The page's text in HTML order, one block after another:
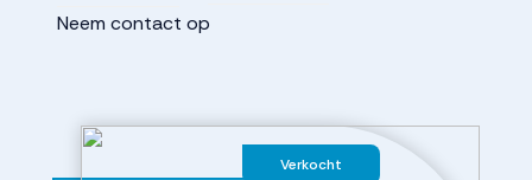
Verkocht
Neem contact op